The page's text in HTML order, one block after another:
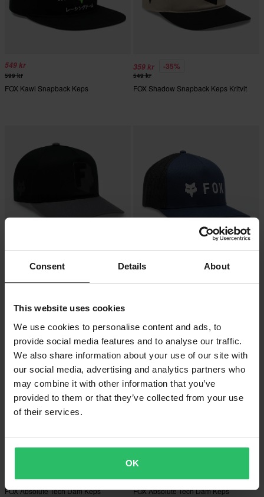
Consent Details About
This website uses cookies
We use cookies to personalise content and ads, to
provide social media features and to analyse our traffic.
We also share information about your use of our site with
our social media, advertising and analytics partners who
may combine it with other information that you’ve
provided to them or that they’ve collected from your use
of their services.
OK
549 kr
599 kr
FOX Kawi Snapback Keps
359 kr -35%
549 kr
FOX Shadow Snapback Keps Kritvit
FOX Shadow Snapback Keps Svart
399 kr
1 Recensioner
Superpris!
499 kr
FOX Absolute Tech Dam Keps
459 kr
549 kr
FOX Absolute Tech Dam Keps